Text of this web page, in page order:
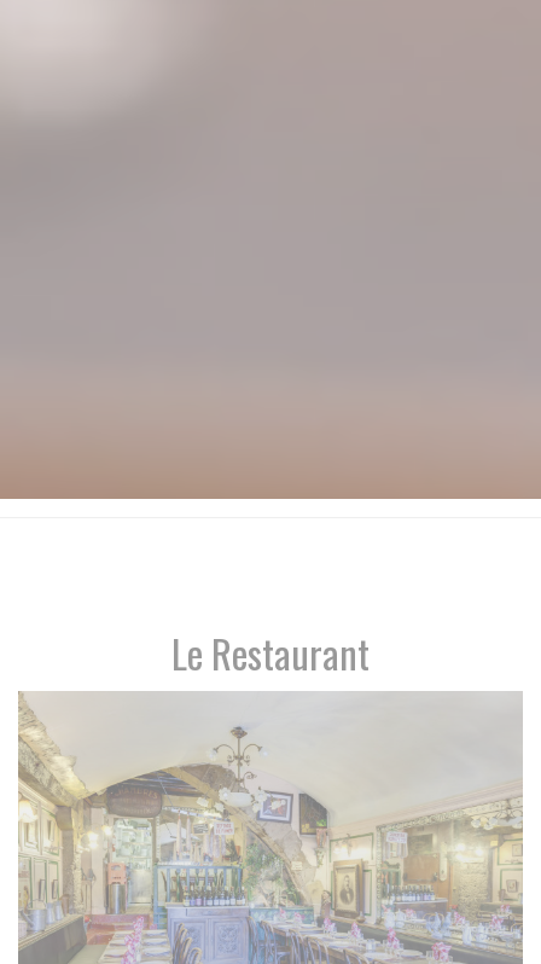
Le Restaurant